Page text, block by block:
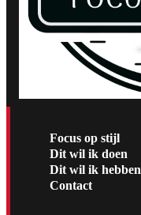
Focus op stijl
Dit wil ik doen
Dit wil ik hebben
Contact